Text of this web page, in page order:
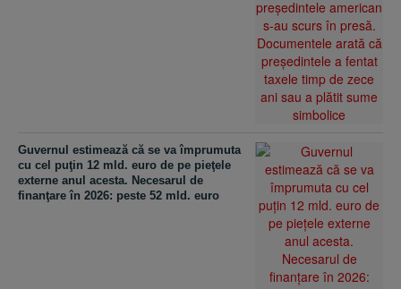
Guvernul estimează că se va împrumuta
cu cel puţin 12 mld. euro de pe pieţele
externe anul acesta. Necesarul de
finanţare în 2026: peste 52 mld. euro